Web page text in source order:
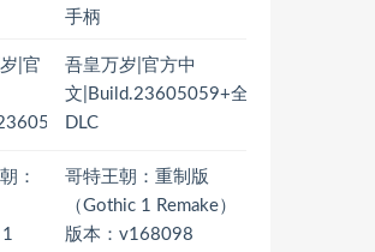
手柄
吾皇万岁|官方中
文|Build.23605059+全
DLC
哥特王朝：重制版
（Gothic 1 Remake）
版本：v168098